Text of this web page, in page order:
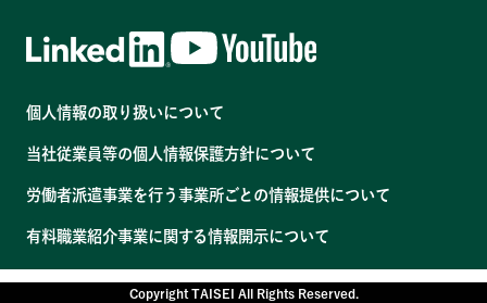
コンプライアンス体制
健康経営
温室効果ガス排出量の削減
個人情報の取り扱いについて
当社従業員等の個人情報保護方針について
労働者派遣事業を行う事業所ごとの情報提供について
有料職業紹介事業に関する情報開示について
Copyright TAISEI All Rights Reserved.